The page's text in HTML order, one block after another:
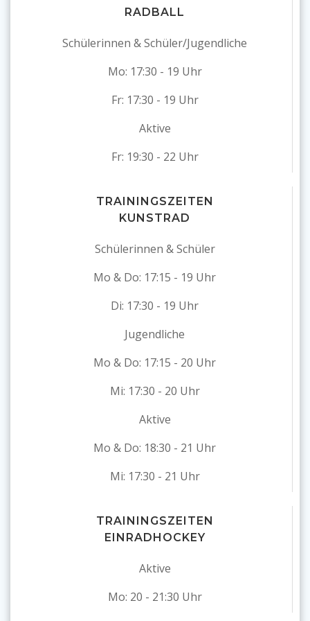
RADBALL
Schülerinnen & Schüler/Jugendliche
Mo: 17:30 - 19 Uhr
Fr: 17:30 - 19 Uhr
Aktive
Fr: 19:30 - 22 Uhr
TRAININGSZEITEN
KUNSTRAD
Schülerinnen & Schüler
Mo & Do: 17:15 - 19 Uhr
Di: 17:30 - 19 Uhr
Jugendliche
Mo & Do: 17:15 - 20 Uhr
Mi: 17:30 - 20 Uhr
Aktive
Mo & Do: 18:30 - 21 Uhr
Mi: 17:30 - 21 Uhr
TRAININGSZEITEN
EINRADHOCKEY
Aktive
Mo: 20 - 21:30 Uhr